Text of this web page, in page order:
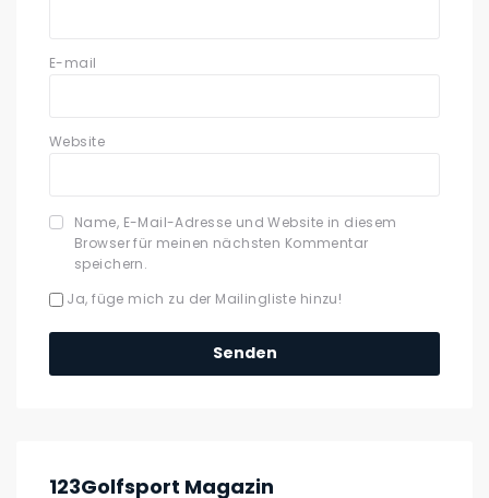
E-mail
Website
Name, E-Mail-Adresse und Website in diesem
Browser für meinen nächsten Kommentar
speichern.
Ja, füge mich zu der Mailingliste hinzu!
123Golfsport Magazin